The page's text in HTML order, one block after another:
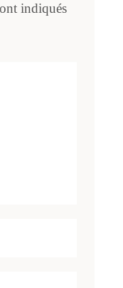
indiqués